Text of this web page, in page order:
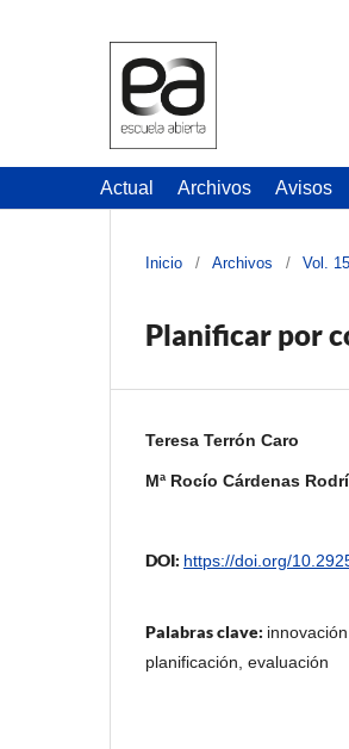
Actual Archivos Avisos
Inicio / Archivos / Vol.
Planificar por
Teresa Terrón Caro
Mª Rocío Cárdenas
DOI: https://doi.org/
Palabras clave:
planificación, evaluación